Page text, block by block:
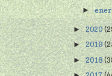
►
►2020
►2019
►2018